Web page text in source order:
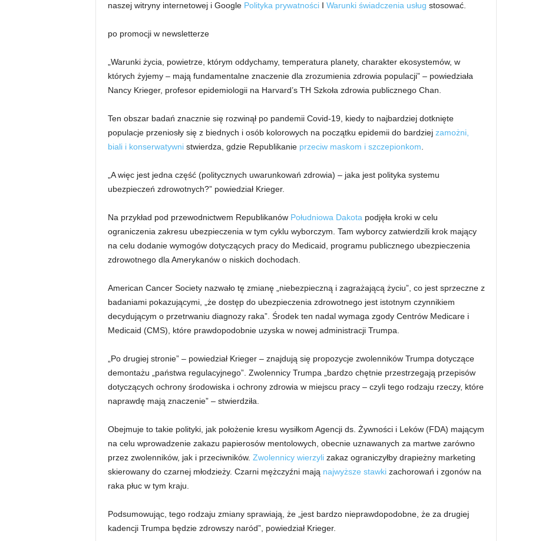
naszej witryny internetowej i Google Polityka prywatnościI Warunki świadczenia usług stosować.
po promocji w newsletterze
„Warunki życia, powietrze, którym oddychamy, temperatura planety, charakter ekosystemów, w
których żyjemy – mają fundamentalne znaczenie dla zrozumienia zdrowia populacji” – powiedziała
Nancy Krieger, profesor epidemiologii na Harvard’s TH Szkoła zdrowia publicznego Chan.
Ten obszar badań znacznie się rozwinął po pandemii Covid-19, kiedy to najbardziej dotknięte
populacje przeniosły się z biednych i osób kolorowych na początku epidemii do bardziej zamożni,
biali i konserwatywnistwierdza, gdzie Republikanie przeciw maskom i szczepionkom
„A więc jest jedna część (politycznych uwarunkowań zdrowia) – jaka jest polityka systemu
ubezpieczeń zdrowotnych?” powiedział Krieger.
Na przykład pod przewodnictwem Republikanów Południowa Dakota podjęła kroki w celu
ograniczenia zakresu ubezpieczenia w tym cyklu wyborczym. Tam wyborcy zatwierdzili krok mający
na celu dodanie wymogów dotyczących pracy do Medicaid, programu publicznego ubezpieczenia
zdrowotnego dla Amerykanów o niskich dochodach.
American Cancer Society nazwało tę zmianę „niebezpieczną i zagrażającą życiu”, co jest sprzeczne z
badaniami pokazującymi, „że dostęp do ubezpieczenia zdrowotnego jest istotnym czynnikiem
decydującym o przetrwaniu diagnozy raka”. Środek ten nadal wymaga zgody Centrów Medicare i
Medicaid (CMS), które prawdopodobnie uzyska w nowej administracji Trumpa.
„Po drugiej stronie” – powiedział Krieger – znajdują się propozycje zwolenników Trumpa dotyczące
demontażu „państwa regulacyjnego”. Zwolennicy Trumpa „bardzo chętnie przestrzegają przepisów
dotyczących ochrony środowiska i ochrony zdrowia w miejscu pracy – czyli tego rodzaju rzeczy, które
naprawdę mają znaczenie” – stwierdziła.
Obejmuje to takie polityki, jak położenie kresu wysiłkom Agencji ds. Żywności i Leków (FDA) mającym
na celu wprowadzenie zakazu papierosów mentolowych, obecnie uznawanych za martwe zarówno
przez zwolenników, jak i przeciwników. Zwolennicy wierzylizakaz ograniczyłby drapieżny marketing
skierowany do czarnej młodzieży. Czarni mężczyźni mają najwyższe stawkizachorowań i zgonów na
raka płuc w tym kraju.
Podsumowując, tego rodzaju zmiany sprawiają, że „jest bardzo nieprawdopodobne, że za drugiej
kadencji Trumpa będzie zdrowszy naród”, powiedział Krieger.